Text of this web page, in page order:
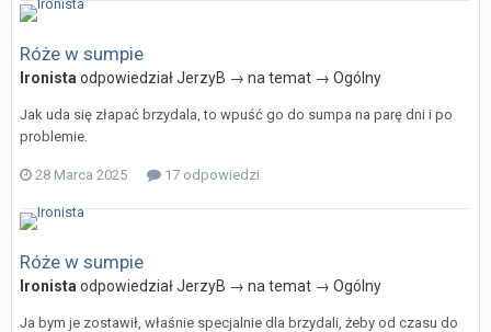
Róże w sumpie
Ironista odpowiedziałJerzyB → na temat → Ogólny
Jak uda się złapać brzydala, to wpuść go do sumpa na parę dni i po
problemie.
28 Marca 2025 17 odpowiedzi
Róże w sumpie
Ironista odpowiedziałJerzyB → na temat → Ogólny
Ja bym je zostawił, właśnie specjalnie dla brzydali, żeby od czasu do